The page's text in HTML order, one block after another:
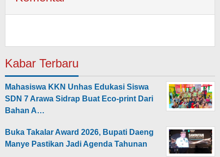
Kabar Terbaru
Mahasiswa KKN Unhas Edukasi Siswa
SDN 7 Arawa Sidrap Buat Eco-print Dari
Bahan A…
Buka Takalar Award 2026, Bupati Daeng
Manye Pastikan Jadi Agenda Tahunan